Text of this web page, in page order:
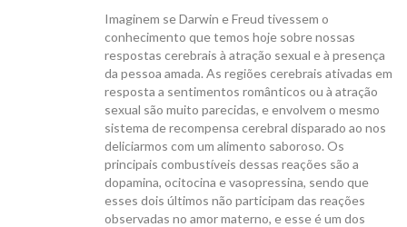
Imaginem se Darwin e Freud tivessem o
conhecimento que temos hoje sobre nossas
respostas cerebrais à atração sexual e à presença
da pessoa amada. As regiões cerebrais ativadas em
resposta a sentimentos românticos ou à atração
sexual são muito parecidas, e envolvem o mesmo
sistema de recompensa cerebral disparado ao nos
deliciarmos com um alimento saboroso. Os
principais combustíveis dessas reações são a
dopamina, ocitocina e vasopressina, sendo que
esses dois últimos não participam das reações
observadas no amor materno, e esse é um dos